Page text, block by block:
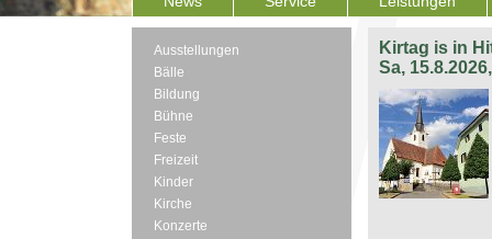
Ausstellungen
Bälle
Bildung
Bühne
Feste
Freizeit
Kinder
Kirche
Konzerte
Kirtag is in
Sa,